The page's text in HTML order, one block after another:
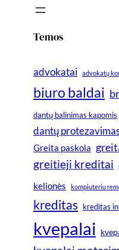
Temos
advokatai advokatų
biuro baldai
dantų balinimas kapomis
dantų
Greita paskola
greitieji kreditai
kelionės kompiuteriu
kreditas kreditas
kvepalai